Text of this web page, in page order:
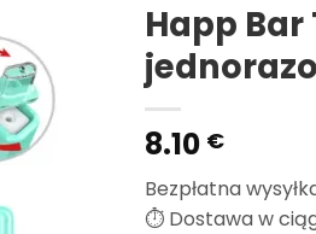
Happ Bar
8.10 €
Bezpłatna
⏱️ Dostawa w